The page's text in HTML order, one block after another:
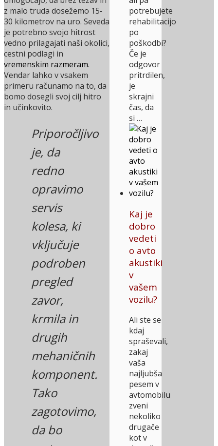
potrebujete
rehabilitacijo
po
poškodbi?
Če je
odgovor
pritrdilen,
je
skrajni
čas, da
si …
Kaj je
dobro
vedeti
o avto
akustiki
v
vašem
vozilu?
Ali ste se
kdaj
spraševali,
zakaj
vaša
najljubša
pesem v
avtomobilu
zveni
nekoliko
drugače
kot v
z malo truda dosežemo 15-
30 kilometrov na uro. Seveda
je potrebno svojo hitrost
vedno prilagajati naši okolici,
cestni podlagi in
vremenskim razmeram.
Vendar lahko v vsakem
primeru računamo na to, da
bomo dosegli svoj cilj hitro
in učinkovito.
Priporočljivo
je, da
redno
opravimo
servis
kolesa, ki
vključuje
podroben
pregled
zavor,
krmila in
drugih
mehaničnih
komponent.
Tako
zagotovimo,
da bo